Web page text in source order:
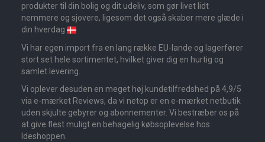
produkter til din bolig og dit udeliv, som gør livet lidt
nemmere og sjovere, ligesom det også skaber mere glæde i
din hverdag
Vi har egen import fra en lang række EU-lande og lagerfører
stort set hele sortimentet, hvilket giver dig en hurtig og
samlet levering.
Vi oplever desuden en meget høj kundetilfredshed på 4,9/5
via e-mærket Reviews, da vi netop er en e-mærket netbutik
uden skjulte gebyrer og abonnementer. Vi bestræber os på
at give flest muligt en behagelig købsoplevelse hos
Ideshoppen.